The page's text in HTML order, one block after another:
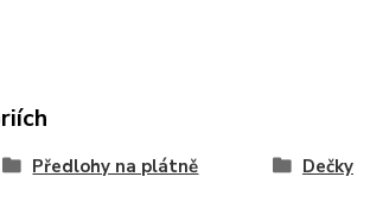
Předlohy na plátně Dečky